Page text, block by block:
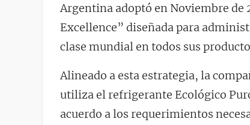
Argentina adoptó en Noviembre
Excellence” diseñada para
clase mundial en todos sus
Alineado a esta estrategia, la
utiliza el refrigerante Ecológico
acuerdo a los requerimientos